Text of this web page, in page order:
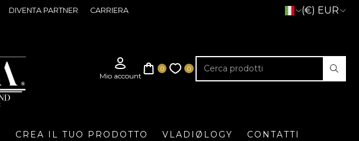
DIVENTA PARTNER CARRIERA (€) EUR
CREA IL TUO PRODOTTO VLADIØLOGY CONTATTI